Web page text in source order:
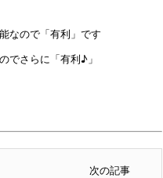
なので「有利」です
でさらに「有利♪」
次の記事